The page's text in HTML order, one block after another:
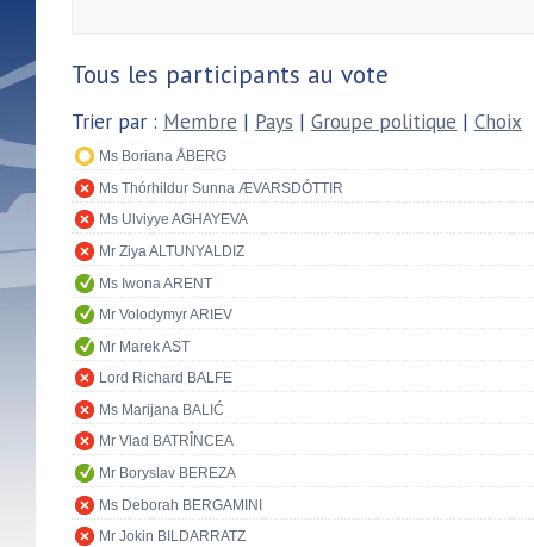
Tous les participants au vote
Trier par : Membre | Pays | Groupe politique | Choix
Ms Boriana ÅBERG
Ms Thórhildur Sunna ÆVARSDÓTTIR
Ms Ulviyye AGHAYEVA
Mr Ziya ALTUNYALDIZ
Ms Iwona ARENT
Mr Volodymyr ARIEV
Mr Marek AST
Lord Richard BALFE
Ms Marijana BALIĆ
Mr Vlad BATRÎNCEA
Mr Boryslav BEREZA
Ms Deborah BERGAMINI
Mr Jokin BILDARRATZ